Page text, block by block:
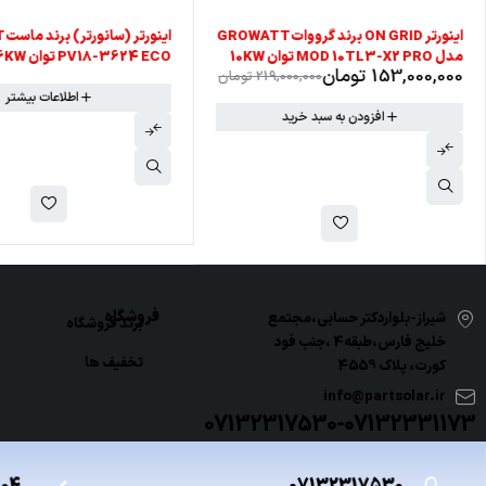
-30%
اینورتر ON GRID برند گروواتGROWATT
مدل MOD 10TL3-X2 PRO توان 10KW
سه فاز
219,000,000تومان 153,000,000 تومان
افزودن به سبد خرید
PV18-3624 ECO توان 3.6KW
اطلاعات بیشتر
شیراز-بلواردکتر حسابی،مجتمع
خلیج فارس،طبقه4 ،جنب فود
کورت، پلاک 4559
info@partsolar.ir
07132317530-07132331173
فروشگاه
برند فروشگاه
تخفیف ها